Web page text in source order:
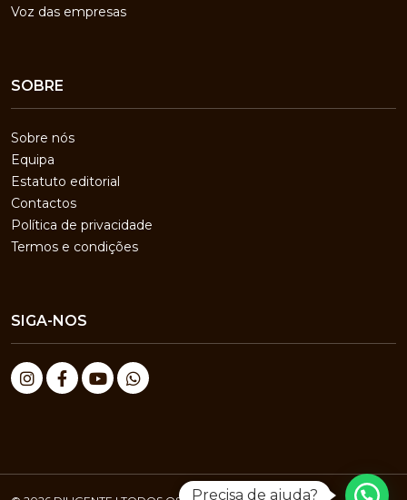
Voz das empresas
SOBRE
Sobre nós
Equipa
Estatuto editorial
Contactos
Política de privacidade
Termos e condições
SIGA-NOS
Precisa de ajuda?